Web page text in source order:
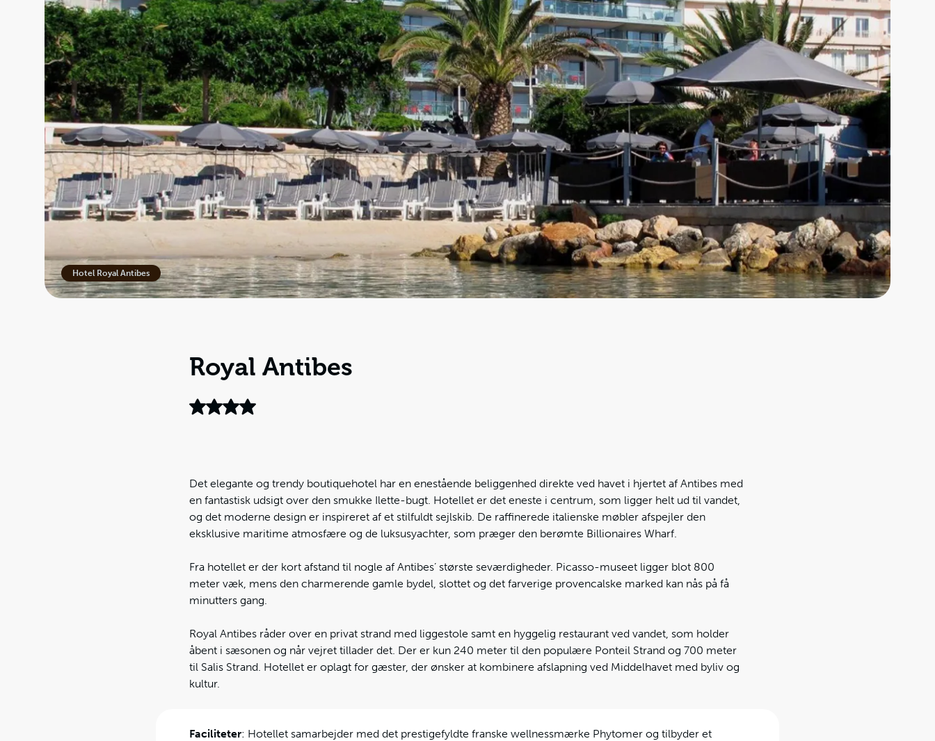
Hotel Royal Antibes
Royal Antibes
Det elegante og trendy boutiquehotel har en enestående beliggenhed direkte ved havet i hjertet af Antibes med
en fantastisk udsigt over den smukke Ilette-bugt. Hotellet er det eneste i centrum, som ligger helt ud til vandet,
og det moderne design er inspireret af et stilfuldt sejlskib. De raffinerede italienske møbler afspejler den
eksklusive maritime atmosfære og de luksusyachter, som præger den berømte Billionaires Wharf.
Fra hotellet er der kort afstand til nogle af Antibes’ største seværdigheder. Picasso-museet ligger blot 800
meter væk, mens den charmerende gamle bydel, slottet og det farverige provencalske marked kan nås på få
minutters gang.
Royal Antibes råder over en privat strand med liggestole samt en hyggelig restaurant ved vandet, som holder
åbent i sæsonen og når vejret tillader det. Der er kun 240 meter til den populære Ponteil Strand og 700 meter
til Salis Strand. Hotellet er oplagt for gæster, der ønsker at kombinere afslapning ved Middelhavet med byliv og
kultur.
Faciliteter: Hotellet samarbejder med det prestigefyldte franske wellnessmærke Phytomer og tilbyder et